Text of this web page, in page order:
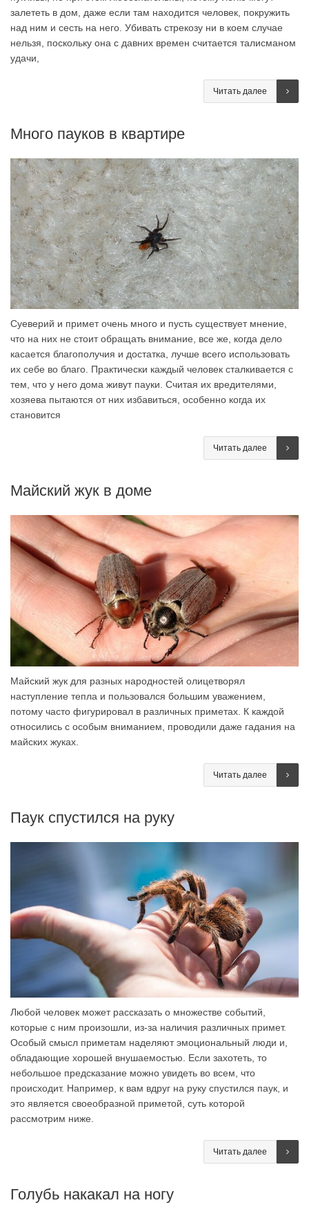
залететь в дом, даже если там находится человек, покружить
над ним и сесть на него. Убивать стрекозу ни в коем случае
нельзя, поскольку она с давних времен считается талисманом
удачи,
Читать далее
Много пауков в квартире
Суеверий и примет очень много и пусть существует мнение,
что на них не стоит обращать внимание, все же, когда дело
касается благополучия и достатка, лучше всего использовать
их себе во благо. Практически каждый человек сталкивается с
тем, что у него дома живут пауки. Считая их вредителями,
хозяева пытаются от них избавиться, особенно когда их
становится
Читать далее
Майский жук в доме
Майский жук для разных народностей олицетворял
наступление тепла и пользовался большим уважением,
потому часто фигурировал в различных приметах. К каждой
относились с особым вниманием, проводили даже гадания на
майских жуках.
Читать далее
Паук спустился на руку
Любой человек может рассказать о множестве событий,
которые с ним произошли, из-за наличия различных примет.
Особый смысл приметам наделяют эмоциональный люди и,
обладающие хорошей внушаемостью. Если захотеть, то
небольшое предсказание можно увидеть во всем, что
происходит. Например, к вам вдруг на руку спустился паук, и
это является своеобразной приметой, суть которой
рассмотрим ниже.
Читать далее
Голубь накакал на ногу